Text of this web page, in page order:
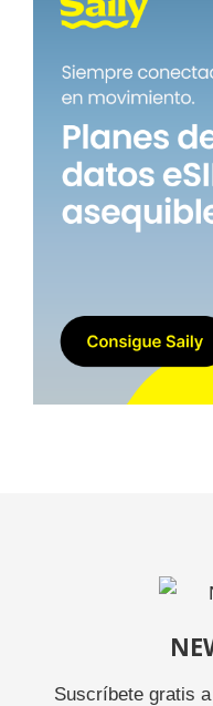
Suscríbete gratis